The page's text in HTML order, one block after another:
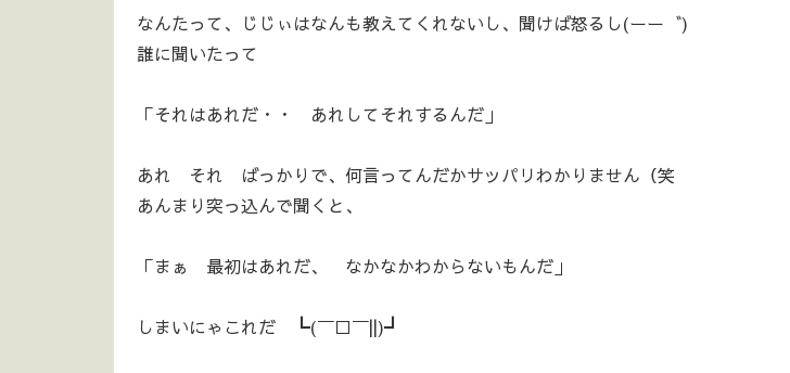
なんたって、じじぃはなんも教えてくれないし、聞けば怒るし(ーー゛)
誰に聞いたって
「それはあれだ・・ あれしてそれするんだ」
あれ それ ばっかりで、何言ってんだかサッパリわかりません（笑
あんまり突っ込んで聞くと、
「まぁ 最初はあれだ、 なかなかわからないもんだ」
しまいにゃこれだ ┗(￣□￣||)┛